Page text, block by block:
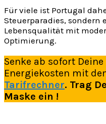
Für viele ist Portugal
Steuerparadies, sondern
Lebensqualität mit
Optimierung.
Senke ab sofort
Energiekosten mit
Tarifrechner. Trag
Maske ein !